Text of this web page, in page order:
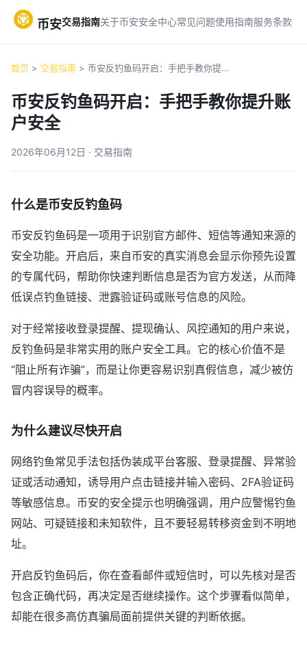
币安交易指南关于币安安全中心常见问题使用指南服务条款
首页 > 交易指南 > 币安反钓鱼码开启：手把手教你提...
币安反钓鱼码开启：手把手教你提升账
户安全
2026年06月12日 · 交易指南
什么是币安反钓鱼码
币安反钓鱼码是一项用于识别官方邮件、短信等通知来源的
安全功能。开启后，来自币安的真实消息会显示你预先设置
的专属代码，帮助你快速判断信息是否为官方发送，从而降
低误点钓鱼链接、泄露验证码或账号信息的风险。
对于经常接收登录提醒、提现确认、风控通知的用户来说，
反钓鱼码是非常实用的账户安全工具。它的核心价值不是
“阻止所有诈骗”，而是让你更容易识别真假信息，减少被仿
冒内容误导的概率。
为什么建议尽快开启
网络钓鱼常见手法包括伪装成平台客服、登录提醒、异常验
证或活动通知，诱导用户点击链接并输入密码、2FA验证码
等敏感信息。币安的安全提示也明确强调，用户应警惕钓鱼
网站、可疑链接和未知软件，且不要轻易转移资金到不明地
址。
开启反钓鱼码后，你在查看邮件或短信时，可以先核对是否
包含正确代码，再决定是否继续操作。这个步骤看似简单，
却能在很多高仿真骗局面前提供关键的判断依据。